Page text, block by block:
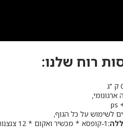
רוח שלנו:
לשימוש על כל הגוף,
1-קופסא * מכשיר ואקום * 12 צנצנות ואקום + 7 מגנטים יחודיים